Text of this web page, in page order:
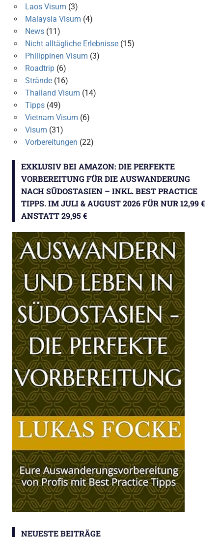
Laos Visum (3)
Malaysia Visum (4)
News(11)
Nicht alltägliche Erlebnisse(15)
Philippinen Visum (3)
Roadtrip(6)
Strände(16)
Thailand Visum (14)
Tipps(49)
Vietnam Visum (6)
Visum (31)
Vorbereitungen (22)
EXKLUSIV BEI AMAZON: DIE PERFEKTE
VORBEREITUNG FÜR DIE AUSWANDERUNG
NACH SÜDOSTASIEN – INKL. BEST PRACTICE
TIPPS. IM JULI & AUGUST 2026 FÜR NUR 12,99 €
ANSTATT 29,95 €
NEUESTE BEITRÄGE